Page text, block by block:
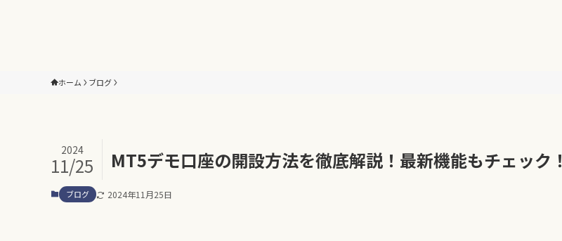
ホーム ブログ
MT5デモ口座の開設方法を徹底解説！最新機能もチェック！
2024
11/25
ブログ 2024年11月25日